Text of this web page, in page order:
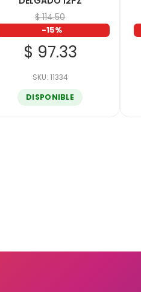
$ 114.50
-15%
$ 97.33
SKU: 11334
DISPONIBLE